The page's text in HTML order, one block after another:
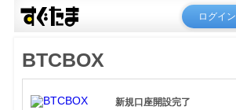
ログイン
BTCBOX
新規口座開設完了